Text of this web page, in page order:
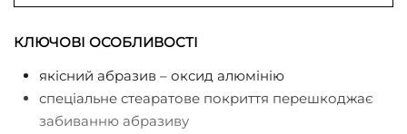
КЛЮЧОВІ ОСОБЛИВОСТІ
якісний абразив – оксид алюмінію
спеціальне стеаратове покриття перешкоджає
забиванню абразиву